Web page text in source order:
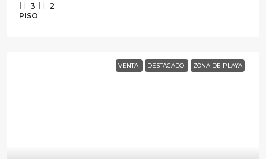
3 2
PISO
VENTA DESTACADO ZONA DE PLAYA